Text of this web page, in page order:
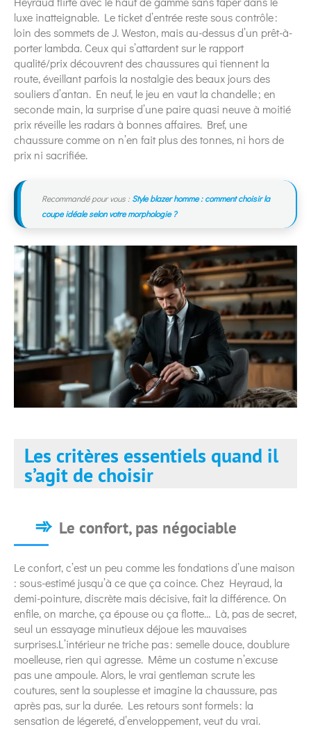
luxe inatteignable. Le ticket d’entrée reste sous contrôle :
loin des sommets de J. Weston, mais au-dessus d’un prêt-à-
porter lambda. Ceux qui s’attardent sur le rapport
qualité/prix découvrent des chaussures qui tiennent la
route, éveillant parfois la nostalgie des beaux jours des
souliers d’antan. En neuf, le jeu en vaut la chandelle ; en
seconde main, la surprise d’une paire quasi neuve à moitié
prix réveille les radars à bonnes affaires. Bref, une
chaussure comme on n’en fait plus des tonnes, ni hors de
prix ni sacrifiée.
Recommandé pour vous : Style blazer homme : comment choisir la
coupe idéale selon votre morphologie ?
Les critères essentiels quand il
s’agit de choisir
Le confort, pas négociable
Le confort, c’est un peu comme les fondations d’une maison
: sous-estimé jusqu’à ce que ça coince. Chez Heyraud, la
demi-pointure, discrète mais décisive, fait la différence. On
enfile, on marche, ça épouse ou ça flotte… Là, pas de secret,
seul un essayage minutieux déjoue les mauvaises
surprises.L’intérieur ne triche pas : semelle douce, doublure
moelleuse, rien qui agresse. Même un costume n’excuse
pas une ampoule. Alors, le vrai gentleman scrute les
coutures, sent la souplesse et imagine la chaussure, pas
après pas, sur la durée. Les retours sont formels : la
sensation de légereté, d’enveloppement, veut du vrai.